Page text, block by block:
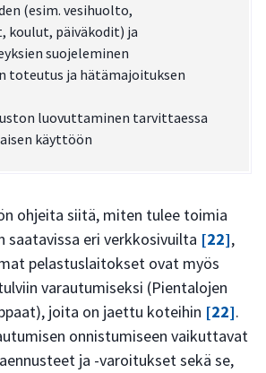
(esim. vesihuolto,
koulut, päiväkodit) ja
suojeleminen
toteutus ja hätämajoituksen
luovuttaminen tarvittaessa
käyttöön
ohjeita siitä, miten tulee toimia
saatavissa eri verkkosivuilta [22],
pelastuslaitokset ovat myös
varautumiseksi (Pientalojen
joita on jaettu koteihin [22].
onnistumiseen vaikuttavat
ja -varoitukset sekä se,